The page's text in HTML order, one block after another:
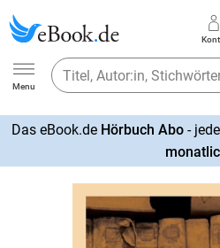
Ebook.de
Menu
Das eBook.de Hörbuch Abo-